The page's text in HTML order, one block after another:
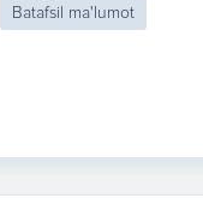
Batafsil ma'lumot